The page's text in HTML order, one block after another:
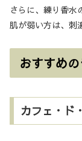
さらに、練り香水
肌が弱い方は、刺
おすすめ
カフェ・ド